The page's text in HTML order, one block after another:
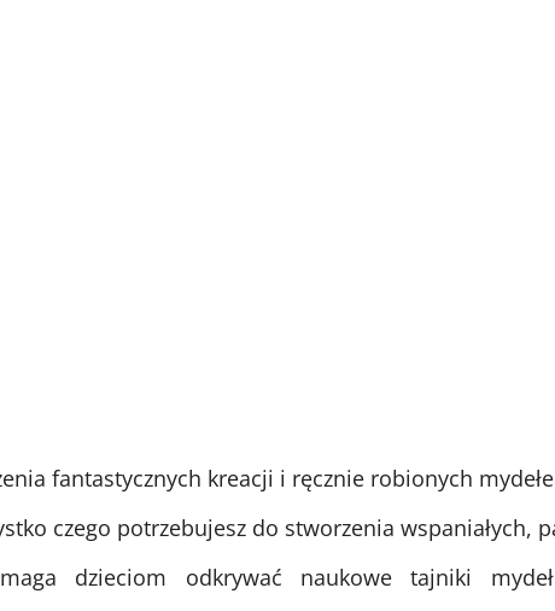
fantastycznych kreacji i ręcznie robionych
czego potrzebujesz do stworzenia wspaniałych,
dzieciom odkrywać naukowe tajniki